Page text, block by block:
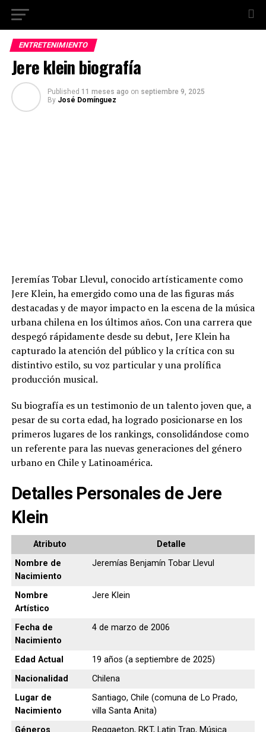
ENTRETENIMIENTO
Jere klein biografía
Published 11 meses ago on septiembre 9, 2025
By José Domínguez
Jeremías Tobar Llevul, conocido artísticamente como
Jere Klein, ha emergido como una de las figuras más
destacadas y de mayor impacto en la escena de la música
urbana chilena en los últimos años. Con una carrera que
despegó rápidamente desde su debut, Jere Klein ha
capturado la atención del público y la crítica con su
distintivo estilo, su voz particular y una prolífica
producción musical.
Su biografía es un testimonio de un talento joven que, a
pesar de su corta edad, ha logrado posicionarse en los
primeros lugares de los rankings, consolidándose como
un referente para las nuevas generaciones del género
urbano en Chile y Latinoamérica.
Detalles Personales de Jere
Klein
Atributo
Detalle
Nombre de
Nacimiento
Jeremías Benjamín Tobar Llevul
Nombre
Artístico
Jere Klein
Fecha de
Nacimiento
4 de marzo de 2006
Edad Actual
19 años (a septiembre de 2025)
Nacionalidad
Chilena
Lugar de
Nacimiento
Santiago, Chile (comuna de Lo Prado,
villa Santa Anita)